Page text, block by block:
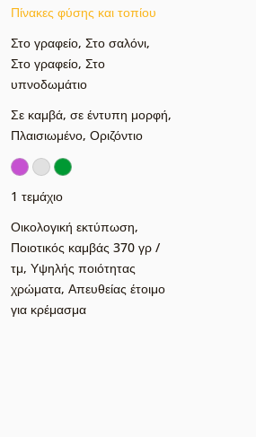
Πίνακες φύσης και τοπίου
Στο γραφείο, Στο σαλόνι,
Στο γραφείο, Στο
υπνοδωμάτιο
Σε καμβά, σε έντυπη μορφή,
Πλαισιωμένο, Οριζόντιο
1 τεμάχιο
Οικολογική εκτύπωση,
Ποιοτικός καμβάς 370 γρ /
τμ, Υψηλής ποιότητας
χρώματα, Απευθείας έτοιμο
για κρέμασμα